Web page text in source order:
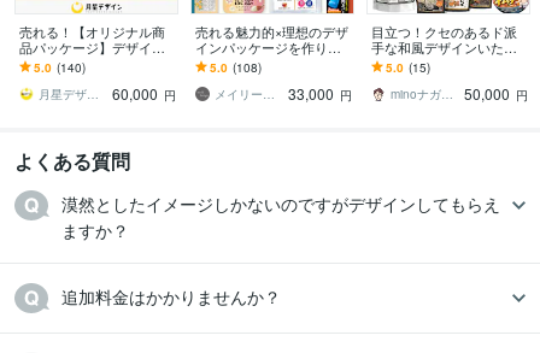
売れる！【オリジナル商
品パッケージ】デザイン
します Amazon・楽天で
ヒット続出！プロのデザ
インで差をつける！
5.0 (140)
月星デザイン Tsukiboshi
60,000 円
売れる魅力的×理想のデザ
インパッケージを作りま
す どんなデザインもお任
せ下さい！リピート率も
高くて安心。
5.0 (108)
メイリーデザイン
33,000 円
目立つ！クセのあるド派
手な和風デザインいたし
ます プロが消費者の目を
引く和風デザインを提案
します。
5.0 (15)
minoナガタコンストラクト
50,000 円
よくある質問
漠然としたイメージしかないのですがデザインしてもらえ
ますか？
追加料金はかかりませんか？